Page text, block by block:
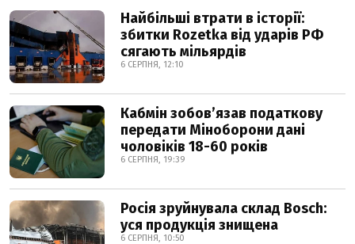
Найбільші втрати в історії:
збитки Rozetka від ударів РФ
сягають мільярдів
6 СЕРПНЯ, 12:10
Кабмін зобовʼязав податкову
передати Міноборони дані
чоловіків 18-60 років
6 СЕРПНЯ, 19:39
Росія зруйнувала склад Bosch:
уся продукція знищена
6 СЕРПНЯ, 10:50